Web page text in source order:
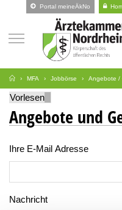
Portal meineÄkNo
MFA Jobbörse Angebote /
Vorlesen
Angebote und
Ihre E-Mail Adresse
Nachricht